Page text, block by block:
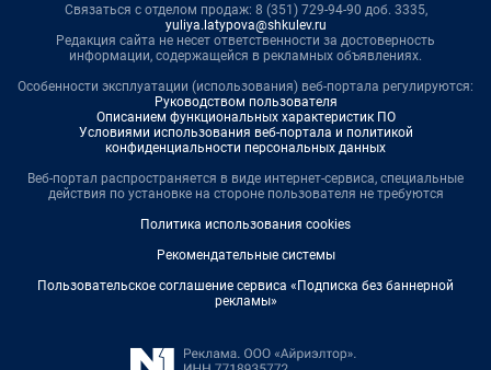
Связаться с отделом продаж: 8 (351) 729-94-90 доб. 3335,
yuliya.latypova@shkulev.ru
Редакция сайта не несет ответственности за достоверность
информации, содержащейся в рекламных объявлениях.
Особенности эксплуатации (использования) веб-портала регулируются:
Руководством пользователя
Описанием функциональных характеристик ПО
Условиями использования веб-портала и политикой
конфиденциальности персональных данных
Веб-портал распространяется в виде интернет-сервиса, специальные
действия по установке на стороне пользователя не требуются
Политика использования cookies
Рекомендательные системы
Пользовательское соглашение сервиса «Подписка без баннерной
рекламы»